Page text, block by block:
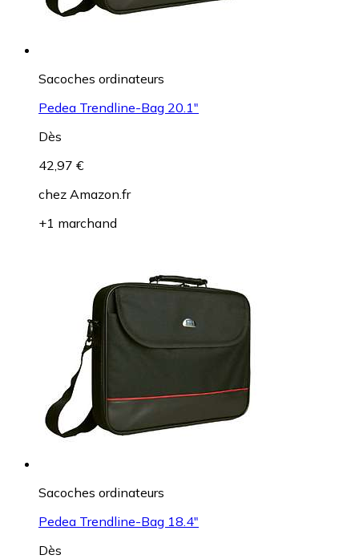
Sacoches ordinateurs
Pedea Trendline-Bag 20.1"
Dès
42,97 €
chez Amazon.fr
+1 marchand
Sacoches ordinateurs
Pedea Trendline-Bag 18.4"
Dès